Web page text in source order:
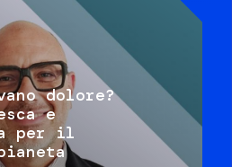
dolore?
e
per il